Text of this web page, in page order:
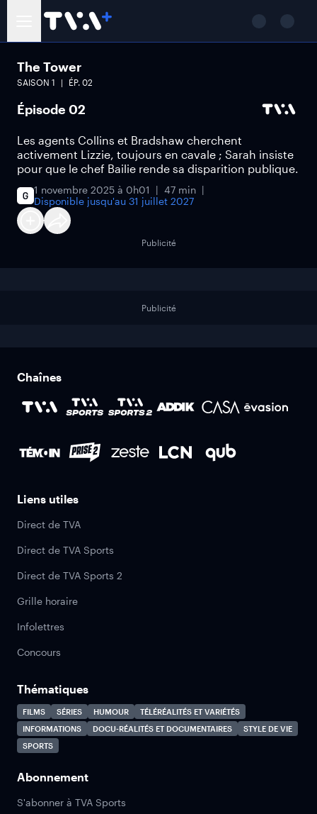
The Tower
SAISON 1 ÉP. 02
Épisode 02
Les agents Collins et Bradshaw cherchent
activement Lizzie, toujours en cavale ; Sarah insiste
pour que le chef Bailie rende sa disparition publique.
1 novembre 2025 à 0h01
47 min
Disponible jusqu'au 31 juillet 2027
Publicité
Publicité
Chaînes
Liens utiles
Direct de TVA
Direct de TVA Sports
Direct de TVA Sports 2
Grille horaire
Infolettres
Concours
Thématiques
FILMS SÉRIES HUMOUR
TÉLÉRÉALITÉS ET VARIÉTÉS
INFORMATIONS
DOCU-RÉALITÉS ET DOCUMENTAIRES
STYLE DE VIE
SPORTS
Abonnement
S'abonner à TVA Sports